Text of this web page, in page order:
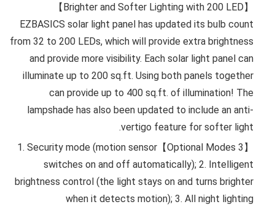
【Brighter and Softer Lighting with 200 LED】
EZBASICS solar light panel has updated its bulb count
from 32 to 200 LEDs, which will provide extra brightness
and provide more visibility. Each solar light panel can
illuminate up to 200 sq.ft. Using both panels together
can provide up to 400 sq.ft. of illumination! The
lampshade has also been updated to include an anti-
vertigo feature for softer light.
【3 Optional Modes】1. Security mode (motion sensor
switches on and off automatically); 2. Intelligent
brightness control (the light stays on and turns brighter
when it detects motion); 3. All night lighting